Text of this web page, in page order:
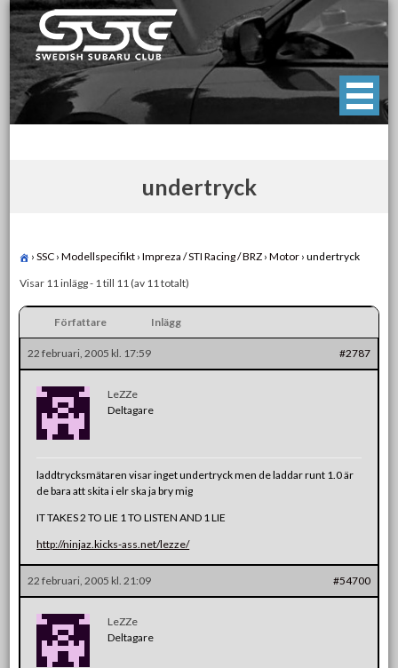
Skip
to
content
Swedish Subaru Club
För oss som älskar Subaru!
undertryck
› SSC › Modellspecifikt › Impreza / STI Racing / BRZ › Motor › undertryck
Visar 11 inlägg - 1 till 11 (av 11 totalt)
Författare Inlägg
22 februari, 2005 kl. 17:59 #2787
LeZZe
Deltagare
laddtrycksmätaren visar inget undertryck men de laddar runt 1.0 är
de bara att skita i elr ska ja bry mig
IT TAKES 2 TO LIE 1 TO LISTEN AND 1 LIE
http://ninjaz.kicks-ass.net/lezze/
22 februari, 2005 kl. 21:09 #54700
LeZZe
Deltagare